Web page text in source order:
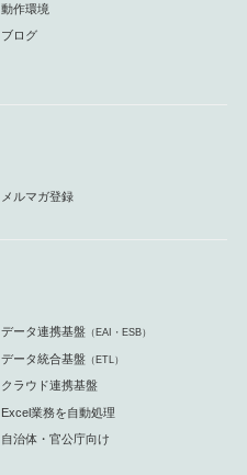
動作環境
ブログ
メルマガ登録
データ連携基盤 （EAI・ESB）
データ統合基盤 （ETL）
クラウド連携基盤
Excel業務を自動処理
自治体・官公庁向け